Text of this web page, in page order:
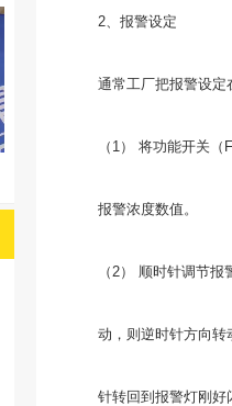
2、报警设定
通常工厂把报警设定
（1） 将功能开关（
报警浓度数值。
（2） 顺时针调节报警
动，则逆时针方向转
针转回到报警灯刚好